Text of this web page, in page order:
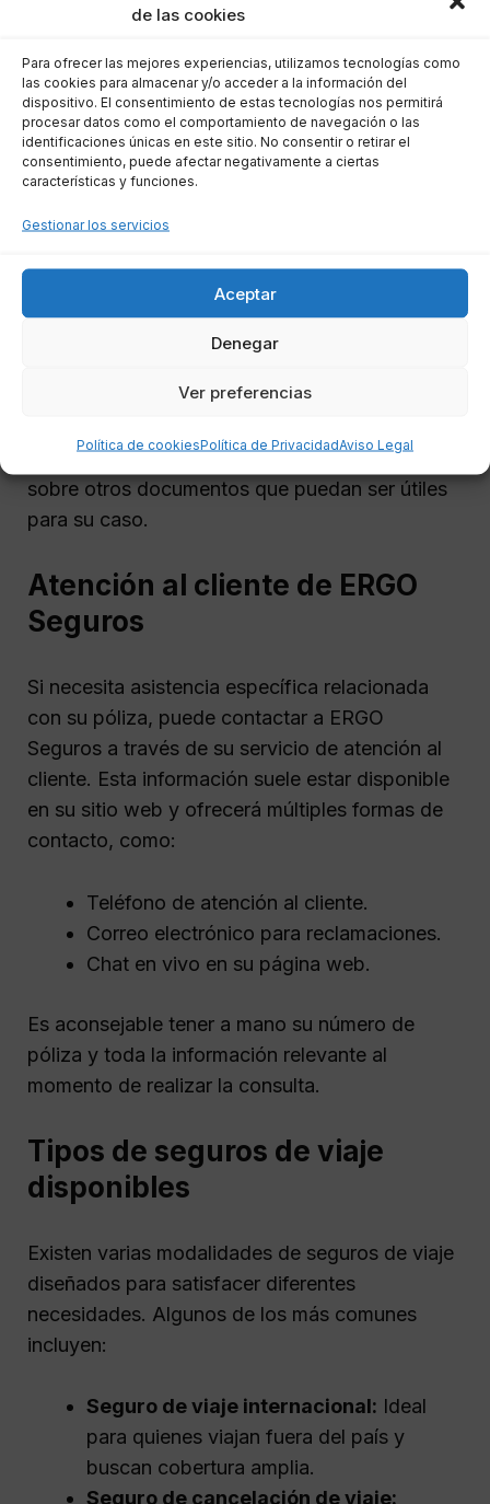
de las cookies
Para ofrecer las mejores experiencias, utilizamos tecnologías como
las cookies para almacenar y/o acceder a la información del
dispositivo. El consentimiento de estas tecnologías nos permitirá
procesar datos como el comportamiento de navegación o las
identificaciones únicas en este sitio. No consentir o retirar el
consentimiento, puede afectar negativamente a ciertas
características y funciones.
Gestionar los servicios
Aceptar
Denegar
Ver preferencias
Política de cookiesPolítica de PrivacidadAviso Legal
reclamación. Algunos documentos básicos que
generalmente necesitará incluyen:
El contrato de la póliza de seguro.
Comprobantes de gastos relacionados
de salud.
Comprobantes de comunicación con la
aerolínea o proveedor de servicios.
Es posible que la compañía de seguros requiera
recomendable consultar con su aseguradora
sobre otros documentos que puedan ser útiles
para su caso.
Atención al cliente de ERGO
Seguros
Si necesita asistencia específica relacionada
con su póliza, puede contactar a ERGO
Seguros a través de su servicio de atención al
cliente. Esta información suele estar disponible
en su sitio web y ofrecerá múltiples formas de
contacto, como:
Teléfono de atención al cliente.
Correo electrónico para reclamaciones.
Chat en vivo en su página web.
Es aconsejable tener a mano su número de
póliza y toda la información relevante al
momento de realizar la consulta.
Tipos de seguros de viaje
disponibles
Existen varias modalidades de seguros de viaje
diseñados para satisfacer diferentes
necesidades. Algunos de los más comunes
incluyen:
Seguro de viaje internacional: Ideal
para quienes viajan fuera del país y
buscan cobertura amplia.
Seguro de cancelación de viaje: